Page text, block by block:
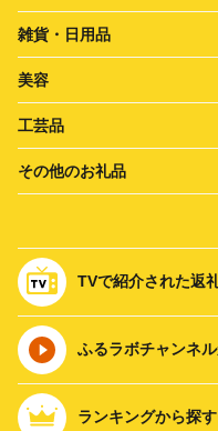
雑貨・日用品
美容
工芸品
その他のお礼品
TVで紹介された返
ふるラボチャンネ
ランキングから探す